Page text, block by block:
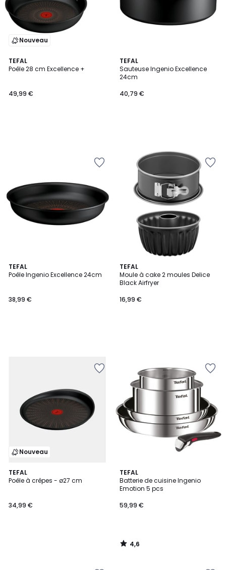
Nouveau
TEFAL
Poêle 28 cm Excellence +
49,99 €
TEFAL
Sauteuse Ingenio Excellence
24cm
40,79 €
TEFAL
Poêle Ingenio Excellence 24cm
38,99 €
TEFAL
Moule à cake 2 moules Delice
Black Airfryer
16,99 €
Nouveau
TEFAL
Poêle à crêpes - ø27 cm
34,99 €
TEFAL
Batterie de cuisine Ingenio
Emotion 5 pcs
59,99 €
4,6
/ 5
4,6
/